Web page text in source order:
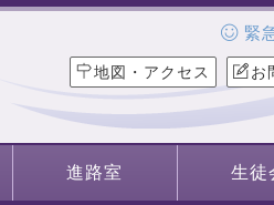
地図・アクセス お
緊
進路室 生徒